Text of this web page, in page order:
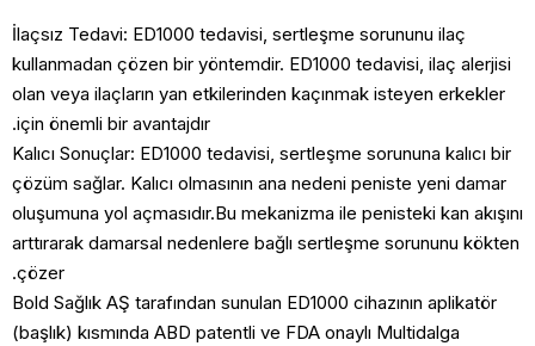
İlaçsız Tedavi: ED1000 tedavisi, sertleşme sorununu ilaç
kullanmadan çözen bir yöntemdir. ED1000 tedavisi, ilaç
olan veya ilaçların yan etkilerinden kaçınmak isteyen
için önemli bir avantajdır.
Kalıcı Sonuçlar: ED1000 tedavisi, sertleşme sorununa
çözüm sağlar. Kalıcı olmasının ana nedeni peniste yeni
oluşumuna yol açmasıdır.Bu mekanizma ile penisteki kan
arttırarak damarsal nedenlere bağlı sertleşme sorununu
Bold Sağlık AŞ tarafından sunulan ED1000 cihazının
(başlık) kısmında ABD patentli ve FDA onaylı Multidalga